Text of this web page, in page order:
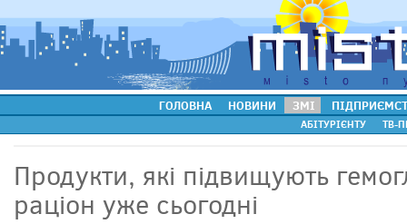
ГОЛОВНА НОВИНИ ЗМІ
АБІТУРІЄНТУ ТВ-
Продукти, які підвищують
раціон уже сьогодні